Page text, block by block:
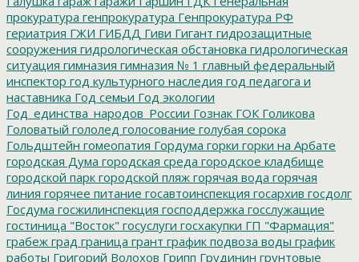
прокуратура генпрокуратура Генпрокуратура РФ
гериатрия ГЖИ ГИБДД Гиви Гигант гидрозащитные
сооружения гидрологическая обстановка гидрологическая
ситуация гимназия гимназия № 1 главный федеральный
инспектор год культурного наследия год педагога и
наставника Год семьи Год экологии
Год_единства_народов_России Гознак ГОК Голикова
Головатый гололед голосование голубая сорока
Гольдштейн гомеопатия Гордума горки горки на Арбате
городская Дума городская среда городское кладбище
городской парк городской пляж горячая вода горячая
линия горячее питание госавтоинспекция госархив госдолг
Госдума госжилинспекция господдержка госслужащие
гостиница "Восток" госуслуги госхакупки ГП "Фармация"
грабеж град граница грант график подвоза воды график
работы Григорий Волохов Грипп Грудинин грунтовые